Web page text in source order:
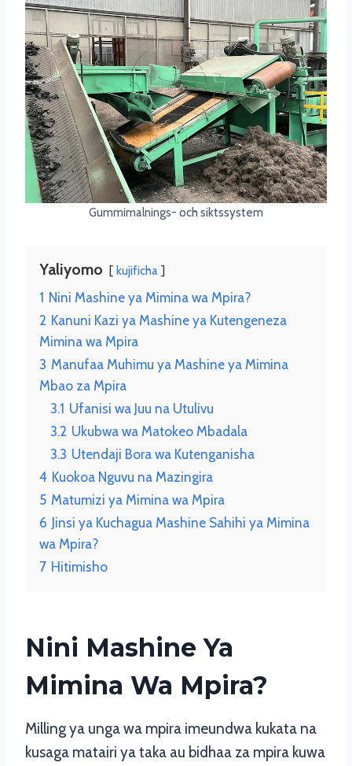
Gummimalnings- och siktssystem
Yaliyomo kujificha
1 Nini Mashine ya Mimina wa Mpira?
2 Kanuni Kazi ya Mashine ya Kutengeneza
Mimina wa Mpira
3 Manufaa Muhimu ya Mashine ya Mimina
Mbao za Mpira
3.1 Ufanisi wa Juu na Utulivu
3.2 Ukubwa wa Matokeo Mbadala
3.3 Utendaji Bora wa Kutenganisha
4 Kuokoa Nguvu na Mazingira
5 Matumizi ya Mimina wa Mpira
6 Jinsi ya Kuchagua Mashine Sahihi ya Mimina
wa Mpira?
7 Hitimisho
Nini Mashine Ya
Mimina Wa Mpira?
Milling ya unga wa mpira imeundwa kukata na
kusaga matairi ya taka au bidhaa za mpira kuwa